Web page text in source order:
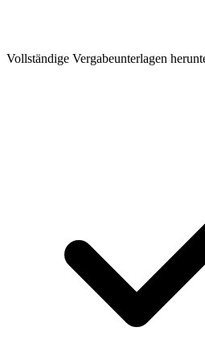
Vollständige Vergabeunterlagen